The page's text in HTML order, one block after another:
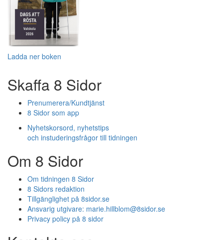
Ladda ner boken
Skaffa 8 Sidor
Prenumerera/Kundtjänst
8 Sidor som app
Nyhetskorsord, nyhetstips
och instuderingsfrågor till tidningen
Om 8 Sidor
Om tidningen 8 Sidor
8 Sidors redaktion
Tillgänglighet på 8sidor.se
Ansvarig utgivare: marie.hillblom@8sidor.se
Privacy policy på 8 sidor